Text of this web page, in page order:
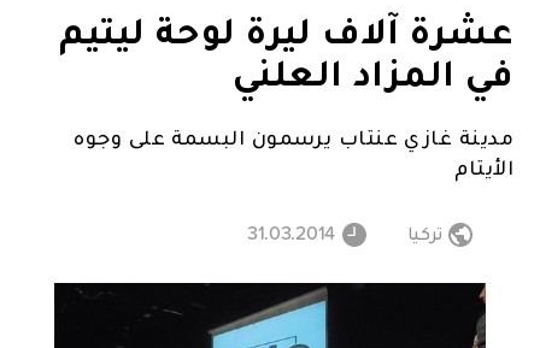
عشرة آلاف ليرة لوحة ليتيم
في المزاد العلني
مدينة غازي عنتاب يرسمون البسمة على وجوه
الأيتام
تركيا 31.03.2014